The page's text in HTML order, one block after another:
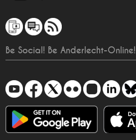
Be Social! Be Anderlecht-Online!